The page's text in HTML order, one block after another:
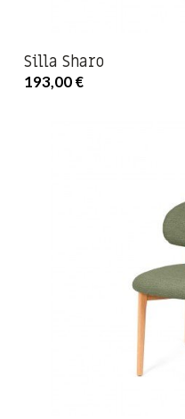
Silla Sharo
193,00 €